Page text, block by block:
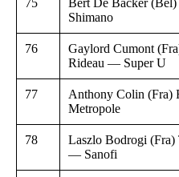
75
Bert De Backer
Shimano
76
Gaylord Cumont
Rideau — Super U
77
Anthony Colin (Fra)
Metropole
78
Laszlo Bodrogi (Fra)
— Sanofi